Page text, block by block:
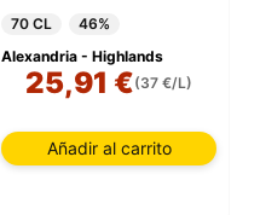
70 CL
46%
Alexandria - Highlands
25,91 €(37 €/L)
Añadir al carrito